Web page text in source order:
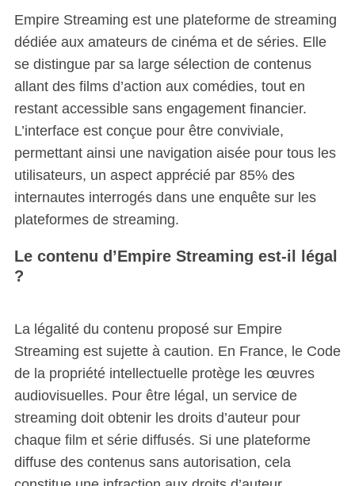
Empire Streaming est une plateforme de streaming
dédiée aux amateurs de cinéma et de séries. Elle
se distingue par sa large sélection de contenus
allant des films d’action aux comédies, tout en
restant accessible sans engagement financier.
L’interface est conçue pour être conviviale,
permettant ainsi une navigation aisée pour tous les
utilisateurs, un aspect apprécié par 85% des
internautes interrogés dans une enquête sur les
plateformes de streaming.
Le contenu d’Empire Streaming est-il légal
?
La légalité du contenu proposé sur Empire
Streaming est sujette à caution. En France, le Code
de la propriété intellectuelle protège les œuvres
audiovisuelles. Pour être légal, un service de
streaming doit obtenir les droits d’auteur pour
chaque film et série diffusés. Si une plateforme
diffuse des contenus sans autorisation, cela